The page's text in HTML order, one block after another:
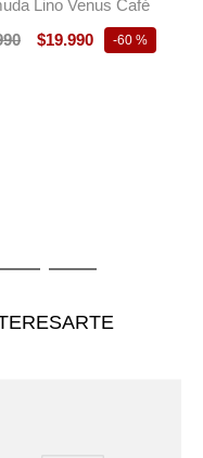
Lino Venus Café
$19.990 -60 %